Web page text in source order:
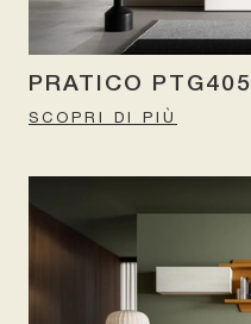
PRATICO PTG405
SCOPRI DI PIÙ